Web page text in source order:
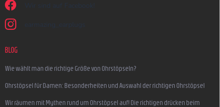
Wir sind auf Facebook!
earmazing_earplugs
BLOG
Wie wählt man die richtige Größe von Ohrstöpseln?
Ohrstöpsel für Damen: Besonderheiten und Auswahl der richtigen Ohrstöpsel
Wir räumen mit Mythen rund um Ohrstöpsel auf! Die richtigen drücken beim